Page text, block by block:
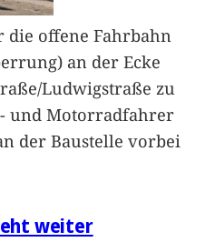
die offene Fahrbahn
an der Ecke
Ludwigstraße zu
und Motorradfahrer
der Baustelle vorbei
weiter